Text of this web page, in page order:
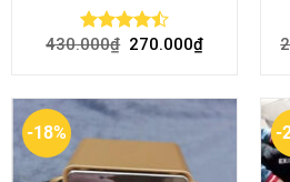
Rated
430.000₫ 270.000₫
-18% -